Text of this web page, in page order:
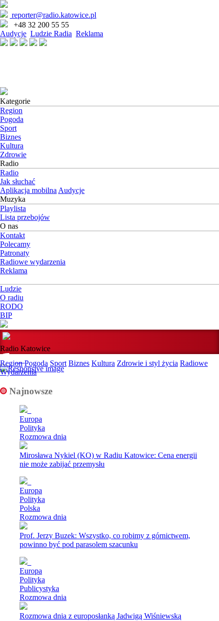
reporter@radio.katowice.pl
+48 32 200 55 55
Audycje Ludzie Radia Reklama
Kategorie
Region
Pogoda
Sport
Biznes
Kultura
Zdrowie
Radio
Radio
Jak słuchać
Aplikacja mobilna Audycje
Muzyka
Playlista
Lista przebojów
O nas
Kontakt
Polecamy
Patronaty
Radiowe wydarzenia
Reklama
Ludzie
O radiu
RODO
BIP
Radio Katowice
Region Pogoda Sport Biznes Kultura Zdrowie i styl życia Radiowe
Wydarzenia
Najnowsze
Europa
Polityka
Rozmowa dnia
Mirosława Nykiel (KO) w Radiu Katowice: Cena energii
nie może zabijać przemysłu
Europa
Polityka
Polska
Rozmowa dnia
Prof. Jerzy Buzek: Wszystko, co robimy z górnictwem,
powinno być pod parasolem szacunku
Europa
Polityka
Publicystyka
Rozmowa dnia
Rozmowa dnia z europosłanką Jadwigą Wiśniewską